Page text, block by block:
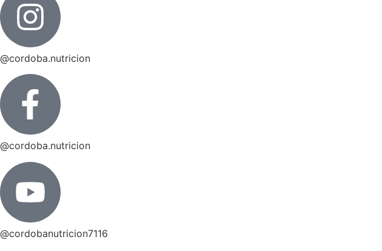
@cordoba.nutricion
@cordoba.nutricion
@cordobanutricion7116